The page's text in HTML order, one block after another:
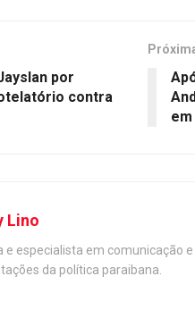
por
contra
Lino
e especialista em comunicação
da política paraibana.